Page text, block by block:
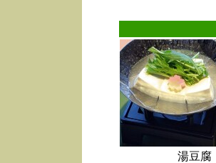
湯豆腐